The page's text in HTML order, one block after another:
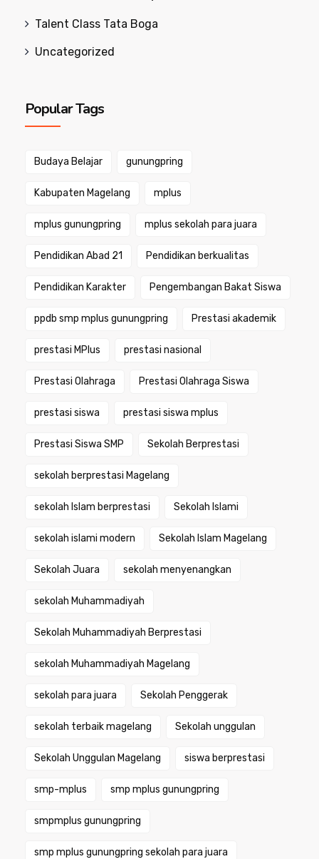
Talent Class Tata Boga
Uncategorized
Popular Tags
Budaya Belajar gunungpring
Kabupaten Magelang mplus
mplus gunungpring mplus sekolah para juara
Pendidikan Abad 21 Pendidikan berkualitas
Pendidikan Karakter Pengembangan Bakat Siswa
ppdb smp mplus gunungpring Prestasi akademik
prestasi MPlus prestasi nasional
Prestasi Olahraga Prestasi Olahraga Siswa
prestasi siswa prestasi siswa mplus
Prestasi Siswa SMP Sekolah Berprestasi
sekolah berprestasi Magelang
sekolah Islam berprestasi Sekolah Islami
sekolah islami modern Sekolah Islam Magelang
Sekolah Juara sekolah menyenangkan
sekolah Muhammadiyah
Sekolah Muhammadiyah Berprestasi
sekolah Muhammadiyah Magelang
sekolah para juara Sekolah Penggerak
sekolah terbaik magelang Sekolah unggulan
Sekolah Unggulan Magelang siswa berprestasi
smp-mplus smp mplus gunungpring
smpmplus gunungpring
smp mplus gunungpring sekolah para juara